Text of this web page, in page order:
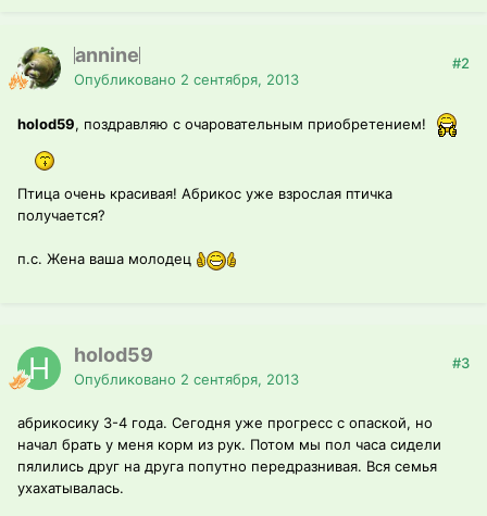
annine
Опубликовано 2 сентября, 2013
#2
holod59, поздравляю с очаровательным приобретением!
Птица очень красивая! Абрикос уже взрослая птичка
получается?
п.с. Жена ваша молодец
holod59
Опубликовано 2 сентября, 2013
#3
абрикосику 3-4 года. Сегодня уже прогресс с опаской, но
начал брать у меня корм из рук. Потом мы пол часа сидели
пялились друг на друга попутно передразнивая. Вся семья
ухахатывалась.